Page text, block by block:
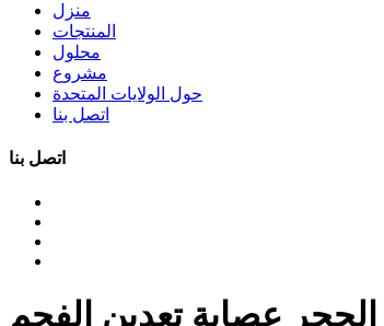
منزل
المنتجات
محلول
مشروع
حول الولايات المتحدة
اتصل بنا
اتصل بنا
عصابة تعدين الفحم